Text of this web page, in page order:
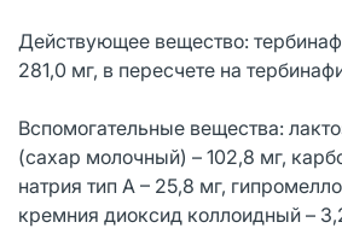
Действующее вещество:
281,0 мг, в пересчете на
Вспомогательные вещества:
(сахар молочный) – 102,8 мг,
натрия тип А – 25,8 мг,
кремния диоксид коллоидный –